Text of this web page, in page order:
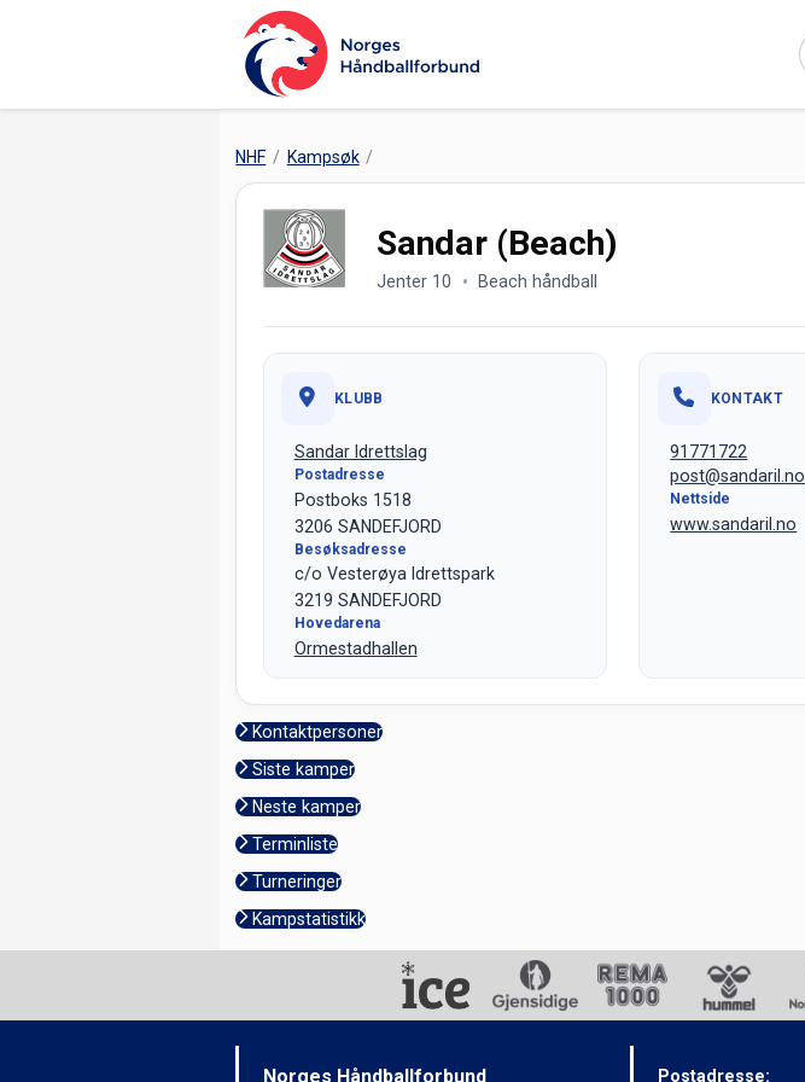
NHF Kampsøk
Sandar (Beach)
Jenter 10 Beach håndball
KLUBB
Sandar Idrettslag
Postadresse
Postboks 1518
3206 SANDEFJORD
Besøksadresse
c/o Vesterøya Idrettspark
3219 SANDEFJORD
Hovedarena
Ormestadhallen
KONTAKT
91771722
post@sandaril.no
Nettside
www.sandaril.no
Kontaktpersoner
Siste kamper
Neste kamper
Terminliste
Turneringer
Kampstatistikk
Norges Håndballforbund Postadresse: